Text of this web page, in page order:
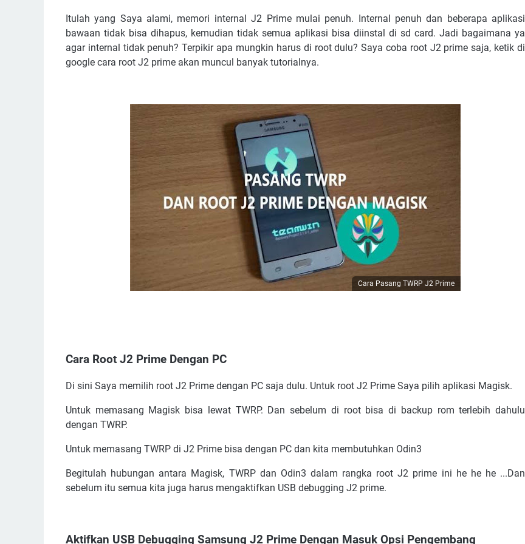
TWRP J2 Prime
Cara Masuk TWRP J2 Prime
Backup ROM J2 Prime Dengan TWRP
Itulah yang Saya alami, memori internal J2 Prime mulai penuh. Internal penuh dan beberapa aplikasi
bawaan tidak bisa dihapus, kemudian tidak semua aplikasi bisa diinstal di sd card. Jadi bagaimana ya
agar internal tidak penuh? Terpikir apa mungkin harus di root dulu? Saya coba root J2 prime saja, ketik di
google cara root J2 prime akan muncul banyak tutorialnya.
Cara Pasang TWRP J2 Prime
Cara Root J2 Prime Dengan PC
Di sini Saya memilih root J2 Prime dengan PC saja dulu. Untuk root J2 Prime Saya pilih aplikasi Magisk.
Untuk memasang Magisk bisa lewat TWRP. Dan sebelum di root bisa di backup rom terlebih dahulu
dengan TWRP.
Untuk memasang TWRP di J2 Prime bisa dengan PC dan kita membutuhkan Odin3
Begitulah hubungan antara Magisk, TWRP dan Odin3 dalam rangka root J2 prime ini he he he ...Dan
sebelum itu semua kita juga harus mengaktifkan USB debugging J2 prime.
Aktifkan USB Debugging Samsung J2 Prime Dengan Masuk Opsi Pengembang